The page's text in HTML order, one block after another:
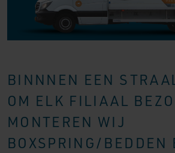
BINNNEN EEN
OM ELK FILIAAL
MONTEREN WIJ
BOXSPRING/BEDDEN